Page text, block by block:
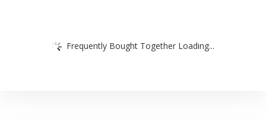
Frequently Bought Together Loading...